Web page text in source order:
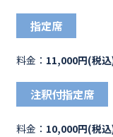
指定席
料金： 11,000円(税
注釈付指定席
料金： 10,000円(税